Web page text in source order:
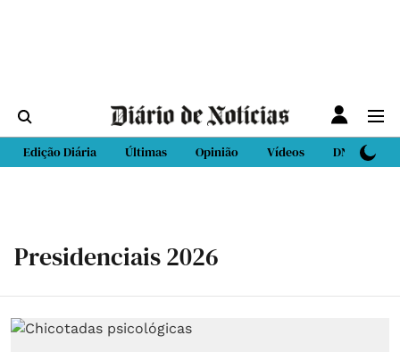
Edição Diária Últimas Opinião Vídeos DN Sport
Presidenciais 2026